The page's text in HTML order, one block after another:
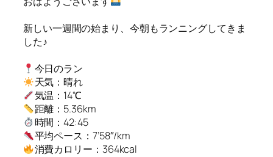
新しい一週間の始まり、今朝もランニングしてきま
した♪
今日のラン
天気：晴れ
気温：14℃
距離：5.36km
時間：42:45
平均ペース：7’58″/km
消費カロリー：364kcal